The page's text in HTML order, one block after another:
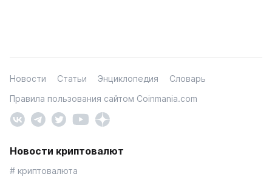
Новости Статьи Энциклопедия
Словарь
Правила пользования сайтом Coinmania.com
Новости криптовалют
# криптовалюта